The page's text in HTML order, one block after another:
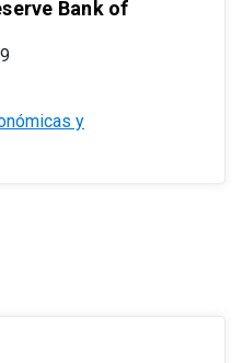
Bank of
y